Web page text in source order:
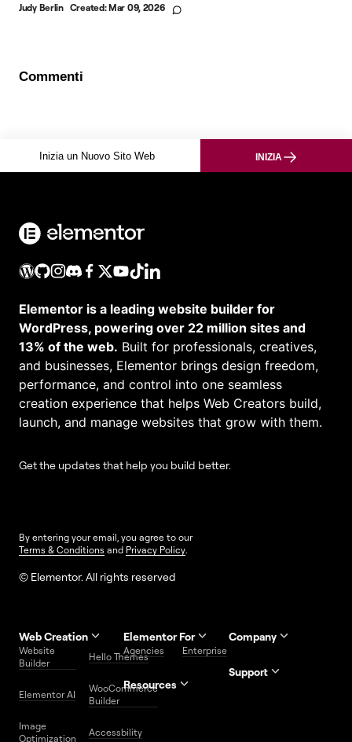
Judy Berlin Created:Mar 09, 2026
Commenti
Inizia un Nuovo Sito Web INIZIA
Elementor is a leading website builder for
WordPress, powering over 22 million sites and
13% of the web. Built for professionals, creatives,
and businesses, Elementor brings design freedom,
performance, and control into one seamless
creation experience that helps Web Creators build,
launch, and manage websites that grow with them.
Get the updates that help you build better.
By entering your email, you agree to our
Terms & Conditions and Privacy Policy
© Elementor. All rights reserved
Web Creation
Website
Builder
Hello Themes
Elementor AI
WooCommerce
Builder
Image
Optimization
Accessbility
Elementor For
Agencies Enterprise
Resources
Website
Company
Support